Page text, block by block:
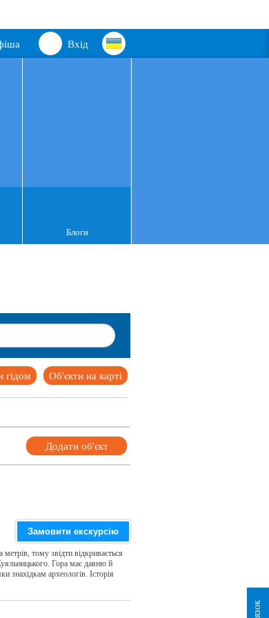
Вхід
Блоги
Об'єкти на карті
гідом
Додати об'єкт
Замовити екскурсію
тому звідти відкривається
Гора має давню й
знахідкам археологів. Історія